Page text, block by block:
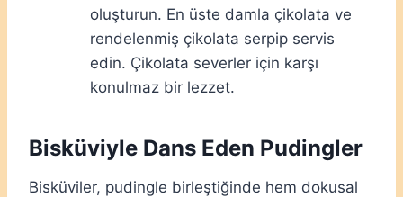
oluşturun. En üste damla çikolata ve
rendelenmiş çikolata serpip servis
edin. Çikolata severler için karşı
konulmaz bir lezzet.
Bisküviyle Dans Eden Pudingler
Bisküviler, pudingle birleştiğinde hem dokusal